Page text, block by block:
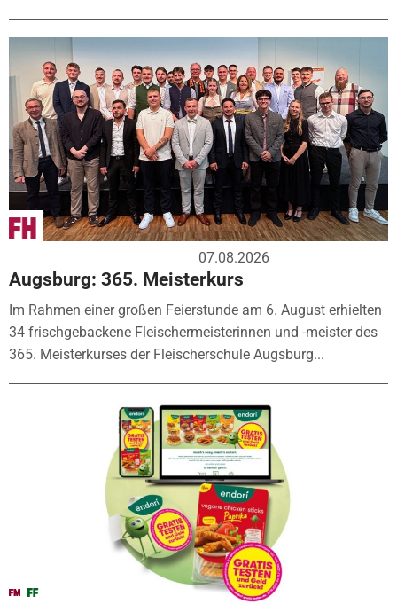
07.08.2026
Augsburg: 365. Meisterkurs
Im Rahmen einer großen Feierstunde am 6. August erhielten
34 frischgebackene Fleischermeisterinnen und -meister des
365. Meisterkurses der Fleischerschule Augsburg...